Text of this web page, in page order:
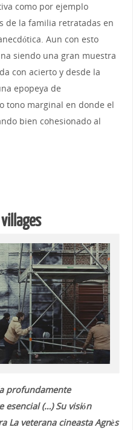
como por ejemplo
de la familia retratadas en
Aun con esto
siendo una gran muestra
con acierto y desde la
epopeya de
tono marginal en donde el
bien cohesionado al
profundamente
esencial (…) Su visión
La veterana cineasta Agnès